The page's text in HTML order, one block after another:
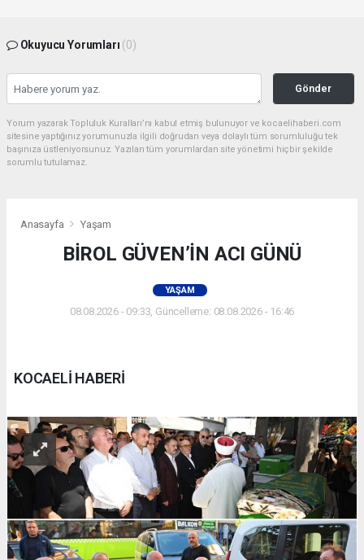
Okuyucu Yorumları (0)
Gönder
Yorum yazarak Topluluk Kuralları’nı kabul etmiş bulunuyor ve kocaelihaberi.com
sitesine yaptığınız yorumunuzla ilgili doğrudan veya dolaylı tüm sorumluluğu tek
başınıza üstleniyorsunuz. Yazılan tüm yorumlardan site yönetimi hiçbir şekilde
sorumlu tutulamaz.
Anasayfa Yaşam
BİROL GÜVEN’İN ACI GÜNÜ
YAŞAM
08.08.2026 - 09:33, Güncelleme: 08.08.2026 - 16:46
KOCAELİ HABERİ